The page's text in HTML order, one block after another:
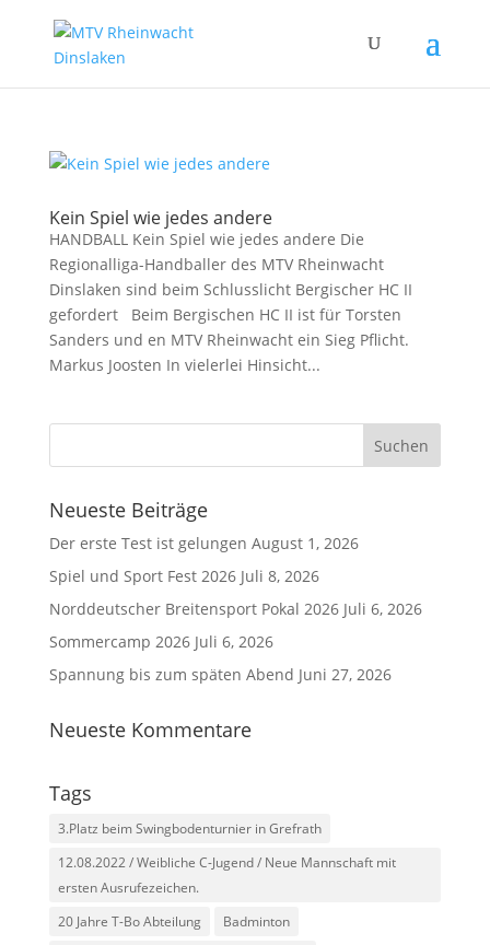
Kein Spiel wie jedes andere
HANDBALL Kein Spiel wie jedes andere Die
Regionalliga-Handballer des MTV Rheinwacht
Dinslaken sind beim Schlusslicht Bergischer HC II
gefordert Beim Bergischen HC II ist für Torsten
Sanders und en MTV Rheinwacht ein Sieg Pflicht.
Markus Joosten In vielerlei Hinsicht...
Neueste Beiträge
Der erste Test ist gelungen August 1, 2026
Spiel und Sport Fest 2026 Juli 8, 2026
Norddeutscher Breitensport Pokal 2026 Juli 6, 2026
Sommercamp 2026 Juli 6, 2026
Spannung bis zum späten Abend Juni 27, 2026
Neueste Kommentare
Tags
3.Platz beim Swingbodenturnier in Grefrath
12.08.2022 / Weibliche C-Jugend / Neue Mannschaft mit
ersten Ausrufezeichen.
20 Jahre T-Bo Abteilung
Badminton